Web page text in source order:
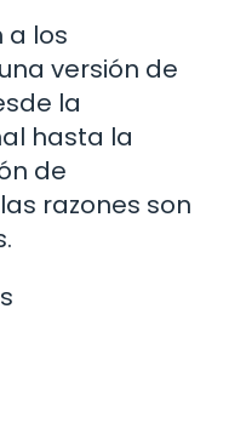
a los
versión de
la
hasta la
de
razones son